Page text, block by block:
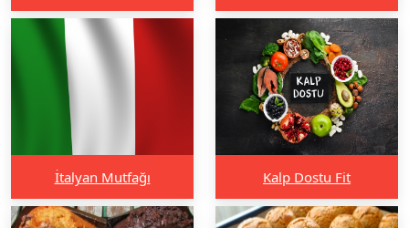
İtalyan Mutfağı Kalp Dostu Fit